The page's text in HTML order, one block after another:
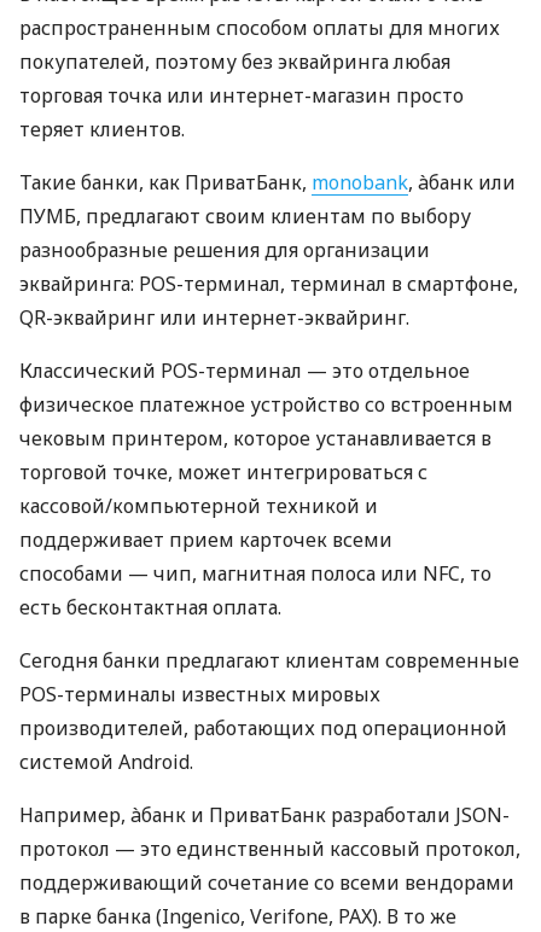
распространенным способом оплаты для многих
покупателей, поэтому без эквайринга любая
торговая точка или интернет-магазин просто
теряет клиентов.
Такие банки, как ПриватБанк, monobank, àбанк или
ПУМБ, предлагают своим клиентам по выбору
разнообразные решения для организации
эквайринга: POS-терминал, терминал в смартфоне,
QR-эквайринг или интернет-эквайринг.
Классический POS-терминал — это отдельное
физическое платежное устройство со встроенным
чековым принтером, которое устанавливается в
торговой точке, может интегрироваться с
кассовой/компьютерной техникой и
поддерживает прием карточек всеми
способами — чип, магнитная полоса или NFC, то
есть бесконтактная оплата.
Сегодня банки предлагают клиентам современные
POS-терминалы известных мировых
производителей, работающих под операционной
системой Android.
Например, àбанк и ПриватБанк разработали JSON-
протокол — это единственный кассовый протокол,
поддерживающий сочетание со всеми вендорами
в парке банка (Ingenico, Verifone, PAX). В то же